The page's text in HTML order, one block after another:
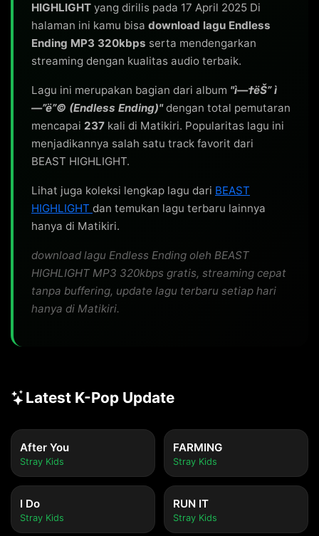
HIGHLIGHT yang dirilis pada 17 April 2025 Di
halaman ini kamu bisa download lagu Endless
Ending MP3 320kbps serta mendengarkan
streaming dengan kualitas audio terbaik.
Lagu ini merupakan bagian dari album "ì—†ëŠ” ì
—”ë”© (Endless Ending)"dengan total pemutaran
mencapai 237 kali di Matikiri. Popularitas lagu ini
menjadikannya salah satu track favorit dari
BEAST HIGHLIGHT.
Lihat juga koleksi lengkap lagu dari BEAST
HIGHLIGHT dan temukan lagu terbaru lainnya
hanya di Matikiri.
download lagu Endless Ending oleh BEAST
HIGHLIGHT MP3 320kbps gratis, streaming cepat
tanpa buffering, update lagu terbaru setiap hari
hanya di Matikiri.
Latest K-Pop Update
After You
Stray Kids
FARMING
Stray Kids
I Do
Stray Kids
RUN IT
Stray Kids